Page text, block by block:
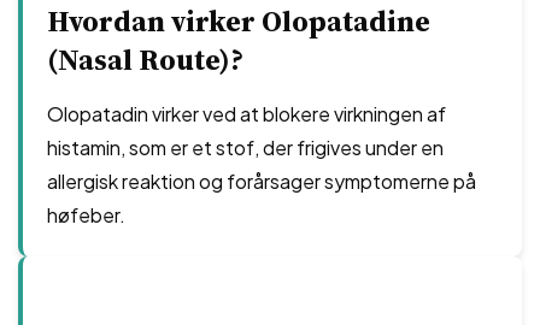
Hvordan virker Olopatadine
(Nasal Route)?
Olopatadin virker ved at blokere virkningen af
histamin, som er et stof, der frigives under en
allergisk reaktion og forårsager symptomerne på
høfeber.